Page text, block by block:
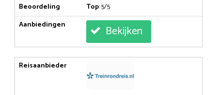
Beoordeling Top: 5/5
Aanbiedingen
Bekijken
Reisaanbieder